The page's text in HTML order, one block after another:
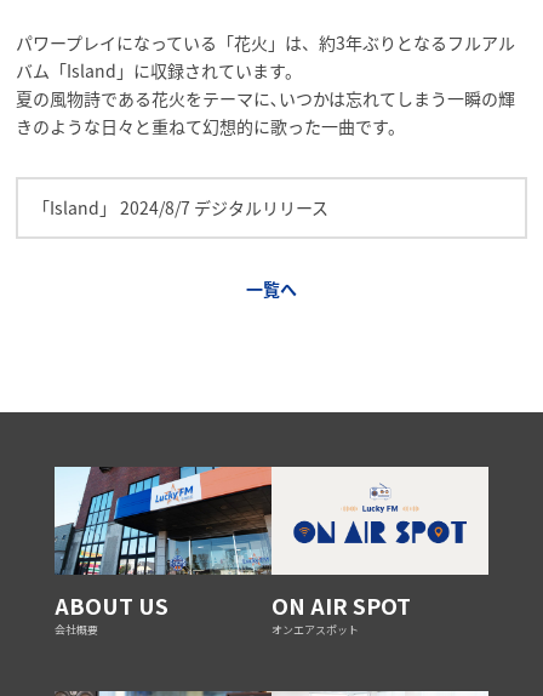
パワープレイになっている「花火」は、約3年ぶりとなるフルアル
バム「Island」に収録されています。
夏の風物詩である花火をテーマに､いつかは忘れてしまう一瞬の輝
きのような日々と重ねて幻想的に歌った一曲です。
「Island」 2024/8/7 デジタルリリース
一覧へ
ABOUT US
会社概要
ON AIR SPOT
オンエアスポット